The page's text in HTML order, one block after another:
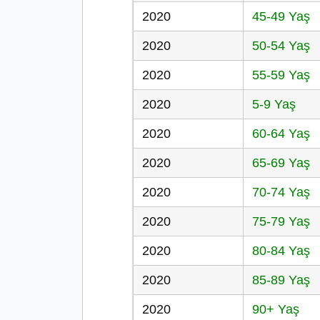
2020 45-49 Yaş
2020 50-54 Yaş
2020 55-59 Yaş
2020 5-9 Yaş
2020 60-64 Yaş
2020 65-69 Yaş
2020 70-74 Yaş
2020 75-79 Yaş
2020 80-84 Yaş
2020 85-89 Yaş
2020 90+ Yaş